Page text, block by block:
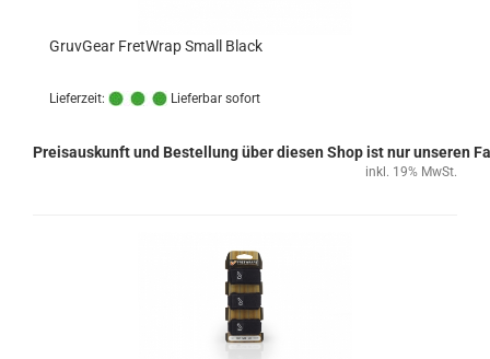
GruvGear FretWrap Small Black
Lieferzeit: Lieferbar sofort
Preisauskunft und Bestellung über diesen Shop ist nur unseren
inkl. 19% MwSt.